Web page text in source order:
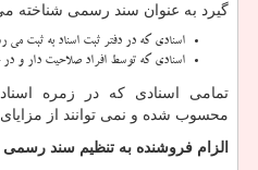
گیرد به عنوان سند رسمی شناخته
اسنادی که در دفتر ثبت اسناد به ثبت می
اسنادی که توسط افراد صلاحیت دار و
تمامی اسنادی که در زمره
محسوب شده و نمی توانند از
الزام فروشنده به تنظیم سند رسمی